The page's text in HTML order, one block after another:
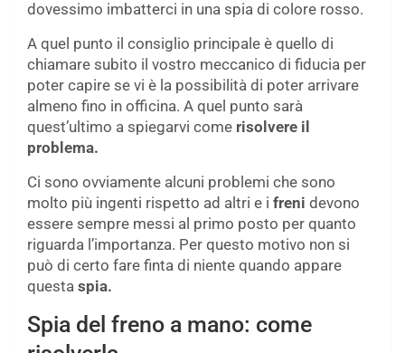
dovessimo imbatterci in una spia di colore rosso.
A quel punto il consiglio principale è quello di
chiamare subito il vostro meccanico di fiducia per
poter capire se vi è la possibilità di poter arrivare
almeno fino in officina. A quel punto sarà
quest’ultimo a spiegarvi come risolvere il
problema.
Ci sono ovviamente alcuni problemi che sono
molto più ingenti rispetto ad altri e i freni devono
essere sempre messi al primo posto per quanto
riguarda l’importanza. Per questo motivo non si
può di certo fare finta di niente quando appare
questa spia.
Spia del freno a mano: come